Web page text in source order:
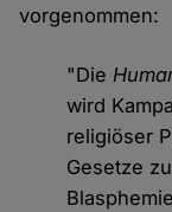
vorgenommen:
"Die
wird
religiöser
Gesetze